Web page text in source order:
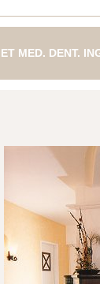
MED. DENT.